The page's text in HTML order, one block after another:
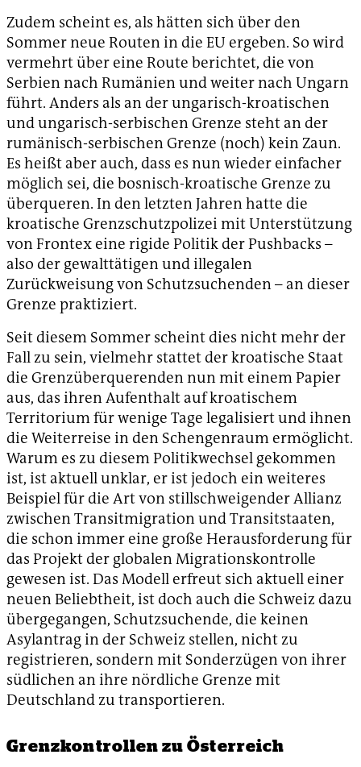
Zudem scheint es, als hätten sich über den
Sommer neue Routen in die EU ergeben. So wird
vermehrt über eine Route berichtet, die von
Serbien nach Rumänien und weiter nach Ungarn
führt. Anders als an der ungarisch-kroatischen
und ungarisch-serbischen Grenze steht an der
rumänisch-serbischen Grenze (noch) kein Zaun.
Es heißt aber auch, dass es nun wieder einfacher
möglich sei, die bosnisch-kroatische Grenze zu
überqueren. In den letzten Jahren hatte die
kroatische Grenzschutzpolizei mit Unterstützung
von Frontex eine rigide Politik der Pushbacks –
also der gewalttätigen und illegalen
Zurückweisung von Schutzsuchenden – an dieser
Grenze praktiziert.
Seit diesem Sommer scheint dies nicht mehr der
Fall zu sein, vielmehr stattet der kroatische Staat
die Grenzüberquerenden nun mit einem Papier
aus, das ihren Aufenthalt auf kroatischem
Territorium für wenige Tage legalisiert und ihnen
die Weiterreise in den Schengenraum ermöglicht.
Warum es zu diesem Politikwechsel gekommen
ist, ist aktuell unklar, er ist jedoch ein weiteres
Beispiel für die Art von stillschweigender Allianz
zwischen Transitmigration und Transitstaaten,
die schon immer eine große Herausforderung für
das Projekt der globalen Migrationskontrolle
gewesen ist. Das Modell erfreut sich aktuell einer
neuen Beliebtheit, ist doch auch die Schweiz dazu
übergegangen, Schutzsuchende, die keinen
Asylantrag in der Schweiz stellen, nicht zu
registrieren, sondern mit Sonderzügen von ihrer
südlichen an ihre nördliche Grenze mit
Deutschland zu transportieren.
Grenzkontrollen zu Österreich